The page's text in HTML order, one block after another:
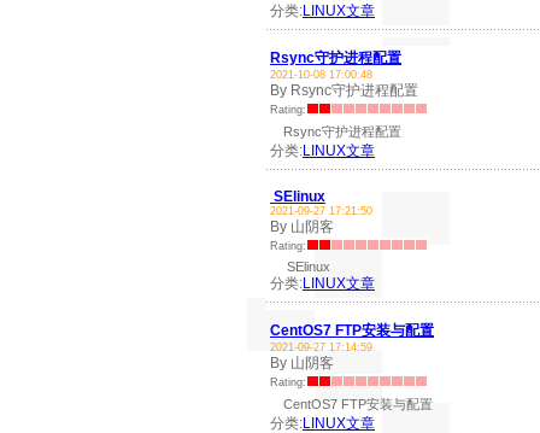
分类:LINUX文章
Rsync守护进程配置
2021-10-08 17:00:48
By Rsync守护进程配置
Rating:
Rsync守护进程配置
分类:LINUX文章
SElinux
2021-09-27 17:21:50
By 山阴客
Rating:
SElinux
分类:LINUX文章
CentOS7 FTP安装与配置
2021-09-27 17:14:59
By 山阴客
Rating:
CentOS7 FTP安装与配置
分类:LINUX文章